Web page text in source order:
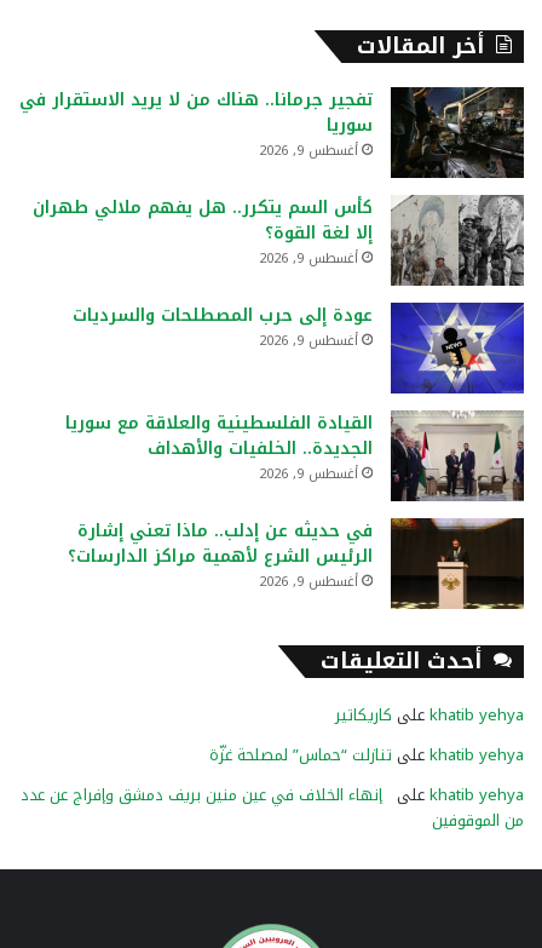
أخر المقالات
تفجير جرمانا.. هناك من لا يريد الاستقرار في
سوريا
أغسطس 9, 2026
كأس السم يتكرر.. هل يفهم ملالي طهران
إلا لغة القوة؟
أغسطس 9, 2026
عودة إلى حرب المصطلحات والسرديات
أغسطس 9, 2026
القيادة الفلسطينية والعلاقة مع سوريا
الجديدة.. الخلفيات والأهداف
أغسطس 9, 2026
في حديثه عن إدلب.. ماذا تعني إشارة
الرئيس الشرع لأهمية مراكز الدارسات؟
أغسطس 9, 2026
أحدث التعليقات
khatib yehyaعلى كاريكاتير
khatib yehyaعلى تنازلت “حماس” لمصلحة غزّة
khatib yehyaعلى إنهاء الخلاف في عين منين بريف دمشق وإفراج عن عدد
من الموقوفين